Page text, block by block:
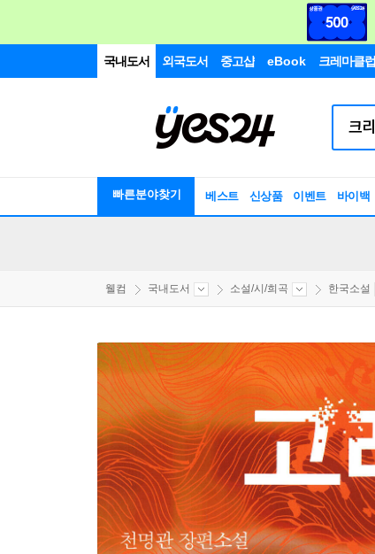
국내도서 외국도서 중고샵 eBook 크레마클럽
빠른분야찾기 베스트 신상품 이벤트 바이백
웰컴 국내도서 소설/시/희곡 한국소설